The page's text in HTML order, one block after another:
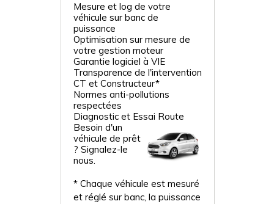
Mesure et log de votre
véhicule sur banc de
puissance
Optimisation sur mesure de
votre gestion moteur
Garantie logiciel à VIE
Transparence de l'intervention
CT et Constructeur*
Normes anti-pollutions
respectées
Diagnostic et Essai Route
Besoin d'un
véhicule de prêt
? Signalez-le
nous.
* Chaque véhicule est mesuré
et réglé sur banc, la puissance